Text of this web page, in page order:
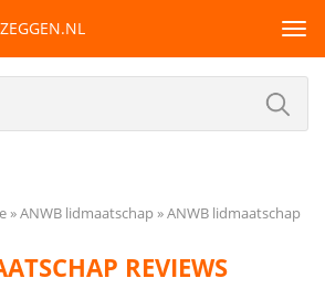
ANWB lidmaatschap
ANWB lidmaatschap
REVIEWS